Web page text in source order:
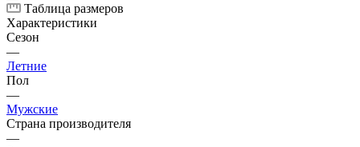
Таблица размеров
Характеристики
Сезон
—
Летние
Пол
—
Мужские
Страна производителя
—